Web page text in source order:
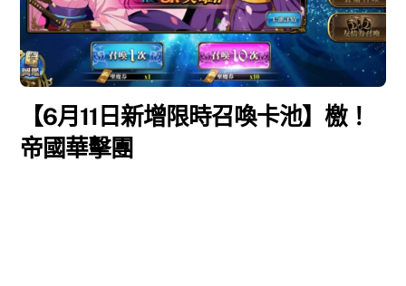
【6月11日新增限時召喚卡池】檄！
帝國華擊團